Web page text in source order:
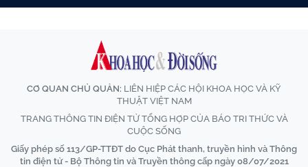
CƠ QUAN CHỦ QUẢN: LIÊN HIỆP CÁC HỘI KHOA HỌC VÀ KỸ
THUẬT VIỆT NAM
TRANG THÔNG TIN ĐIỆN TỬ TỔNG HỢP CỦA BÁO TRI THỨC VÀ
CUỘC SỐNG
Giấy phép số 113/GP-TTĐT do Cục Phát thanh, truyền hình và Thông
tin điện tử - Bộ Thông tin và Truyền thông cấp ngày 08/07/2021